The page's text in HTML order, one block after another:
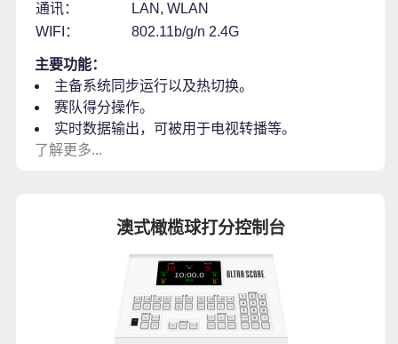
通讯：
LAN, WLAN
WIFI：
802.11b/g/n 2.4G
主要功能：
主备系统同步运行以及热切换。
赛队得分操作。
实时数据输出，可被用于电视转播等。
了解更多...
澳式橄榄球打分控制台